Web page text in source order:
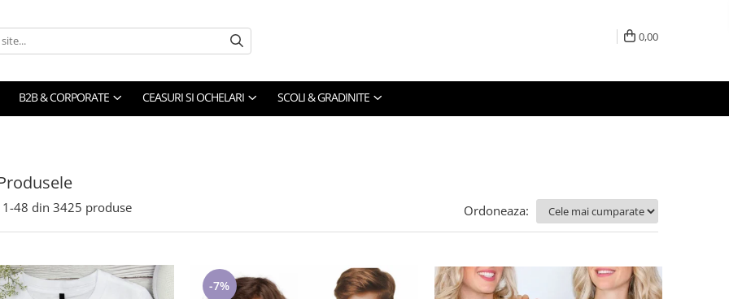
0,00
B2B & CORPORATE CEASURI SI OCHELARI SCOLI & GRADINITE
1-48 din 3425 produse Ordoneaza:
-7%